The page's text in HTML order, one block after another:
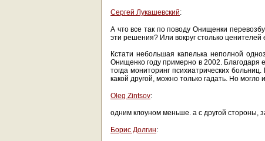
Сергей Лукашевский:
А что все так по поводу Онищенки
эти решения? Или вокруг столько ценителей
Кстати небольшая капелька неполной
Онищенко году примерно в 2002.
тогда мониторинг психиатрических
какой другой, можно только гадать. Но могло
Oleg Zintsov:
одним клоуном меньше. а с другой стороны,
Борис Долгин: